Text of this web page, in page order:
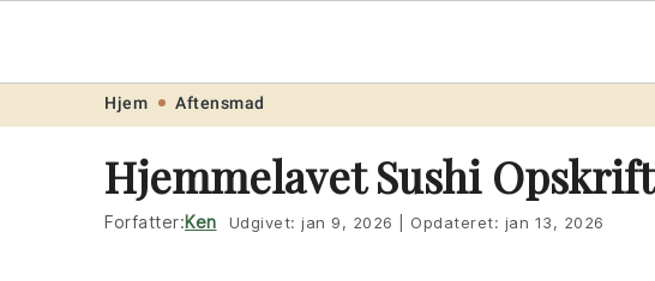
navigation
content
Opskrift.net
Hjem Aftensmad
Hjemmelavet Sushi Opskrift
Forfatter:Ken Udgivet: jan 9, 2026 Opdateret: jan 13, 2026